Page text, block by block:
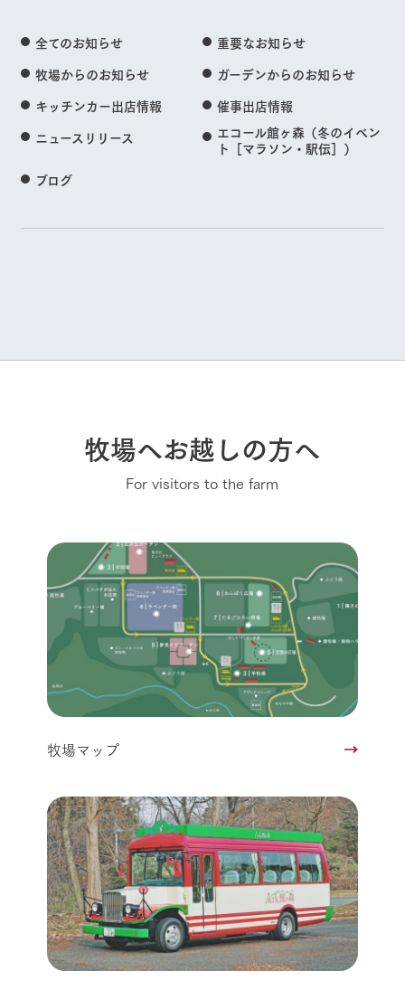
全てのお知らせ
重要なお知らせ
牧場からのお知らせ
ガーデンからのお知らせ
キッチンカー出店情報
催事出店情報
ニュースリリース
エコール館ヶ森（冬のイベン
ト［マラソン・駅伝］）
ブログ
牧場へお越しの方へ
For visitors to the farm
牧場マップ